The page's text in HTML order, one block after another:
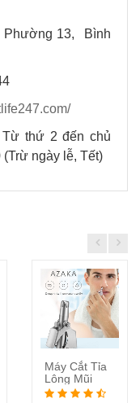
Phường 13, Bình
thứ 2 đến chủ
ngày lễ, Tết)
Thêm vào
giỏ hàng
Máy Cắt Tỉa
Lông Mũi
Azaka Không